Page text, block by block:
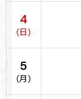
4
(日)
5
(月)